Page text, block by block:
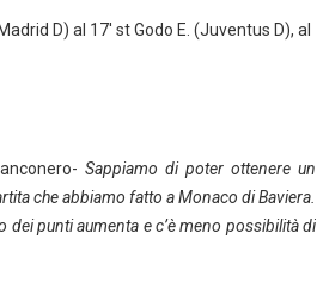
D) al 17′ st Godo E. (Juventus D), al
Sappiamo di poter ottenere un
che abbiamo fatto a Monaco di Baviera.
punti aumenta e c’è meno possibilità di